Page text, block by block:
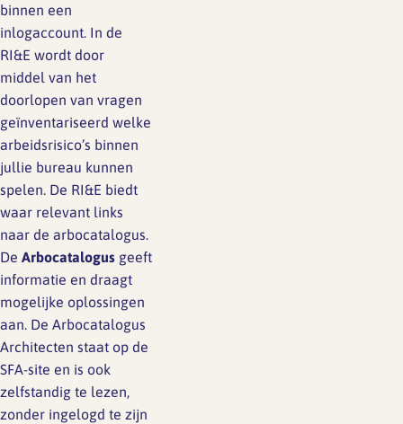
binnen een
inlogaccount. In de
RI&E wordt door
middel van het
doorlopen van vragen
geïnventariseerd welke
arbeidsrisico’s binnen
jullie bureau kunnen
spelen. De RI&E biedt
waar relevant links
naar de arbocatalogus.
De Arbocatalogus geeft
informatie en draagt
mogelijke oplossingen
aan. De Arbocatalogus
Architecten staat op de
SFA-site en is ook
zelfstandig te lezen,
zonder ingelogd te zijn